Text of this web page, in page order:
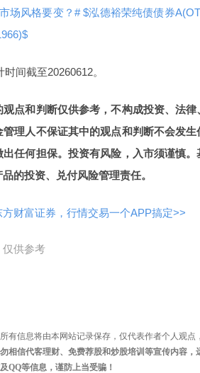
场风格要变？# $泓德裕荣纯债债券
间截至20260612。
观点和判断仅供参考，不构成投资、法
管理人不保证其中的观点和判断不会发
任何担保。投资有风险，入市须谨慎
的投资、兑付风险管理责任。
财富证券，行情交易一个APP搞定>>
供参考
有信息将由本网站记录保存，仅代表作者个人观
相信代客理财、免费荐股和炒股培训等宣传内容
QQ等信息，谨防上当受骗！